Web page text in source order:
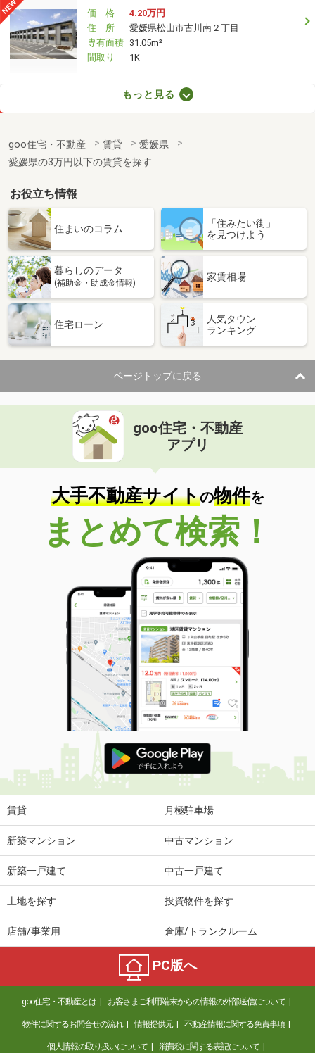
価 格
4.20万円
住 所
愛媛県松山市古川南２丁目
専有面積 31.05m²
間取り
1K
専有面積
23.18m²
間取り
1K
愛媛県松山市内浜町
価 格
3.80万円
愛媛県松山市内浜町
専有面積 23.18m²
間取り
愛媛県松山市福音寺町
住 所
愛媛県松山市福音寺町
専有面積 30m²
間取り
1K
愛媛県松山市土居田町
価 格
住 所
愛媛県松山市土居田町
専有面積 30.84m²
間取り
1K
愛媛県松山市緑町２丁目
価 格
3.60万円
愛媛県松山市緑町２丁目
32.39m²
間取り
1K
愛媛県伊予市尾崎
価 格
3.70万円
住 所
愛媛県伊予市尾崎
専有面積 22.7m²
間取り
1K
愛媛県松山市道後町１丁目
価 格
7.80万円
住 所
愛媛県松山市道後町１丁目
専有面積
愛媛県東温市志津川
3.10万円
愛媛県東温市志津川
7.10万円
住 所
愛媛県東温市志津川
専有面積 70.39m²
間取り
2LDK
愛媛県松山市生石町
もっと見る
goo住宅・不動産 賃貸
愛媛県
愛媛県の3万円以下の賃貸を探す
お役立ち情報
住まいのコラム
「住みたい街」
を見つけよう
暮らしのデータ
(補助金・助成金情報)
家賃相場
住宅ローン
人気タウン
ランキング
ページトップに戻る
goo住宅・不動産
アプリ
大手不動産サイトの物件を
まとめて検索！
賃貸 月極駐車場
新築マンション 中古マンション
新築一戸建て 中古一戸建て
土地を探す 投資物件を探す
店舗/事業用 倉庫/トランクルーム
PC版へ
goo住宅・不動産とは お客さまご利用端末からの情報の外部送信について
物件に関するお問合せの流れ 情報提供元 不動産情報に関する免責事項
個人情報の取り扱いについて 消費税に関する表記について